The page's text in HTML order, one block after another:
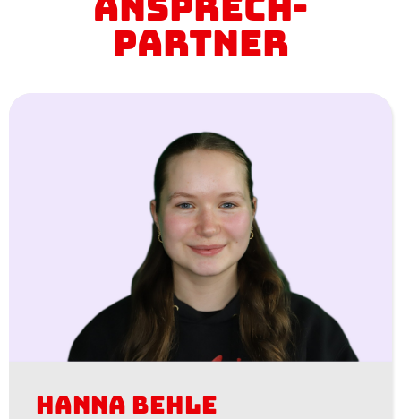
Ansprech-
partner
Hanna Behle